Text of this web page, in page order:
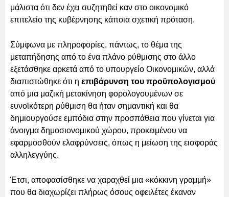
μάλιστα ότι δεν έχει συζητηθεί καν στο οικονομικό
επιτελείο της κυβέρνησης κάποια σχετική πρόταση.
Σύμφωνα με πληροφορίες, πάντως, το θέμα της
μεταπήδησης από το ένα πλάνο ρύθμισης στο άλλο
εξετάσθηκε αρκετά από το υπουργείο Οικονομικών, αλλά
διαπιστώθηκε ότι η επιβάρυνση του προϋπολογισμού
από μια μαζική μετακίνηση φορολογουμένων σε
ευνοϊκότερη ρύθμιση θα ήταν σημαντική και θα
δημιουργούσε εμπόδια στην προσπάθεια που γίνεται για
άνοιγμα δημοσιονομικού χώρου, προκειμένου να
εφαρμοσθούν ελαφρύνσεις, όπως η μείωση της εισφοράς
αλληλεγγύης.
Έτσι, αποφασίσθηκε να χαραχθεί μια «κόκκινη γραμμή»
που θα διαχωρίζει πλήρως όσους οφειλέτες έκαναν